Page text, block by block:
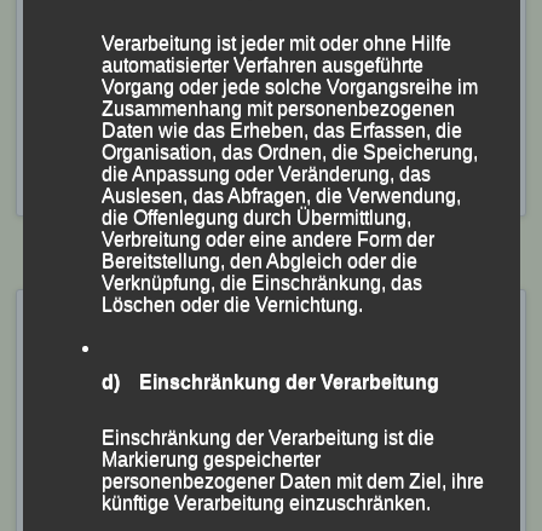
Staffelsieg für (v.li.) Dr. Andreas Feldschmid, Stefan
Biersack, Patrick Wimmer und Tobias Kapfer.
Veröffentlichtin Aktuelles ,Archiv 2024| Markiert mit
Altöttinger Dultlauf,Dr. Andreas Feldschmid,Patrick
,Stefan Biersack,Tobias Kapfer
Eine Woche Sport, Spaß und
viel Gemeinschaft am
Gardasee – Lazise, Ostern
2024
Veröffentlicht am5. April 2024vonlgpassau
Verarbeitung ist jeder mit oder ohne Hilfe
automatisierter Verfahren ausgeführte
Vorgang oder jede solche Vorgangsreihe im
Zusammenhang mit personenbezogenen
Daten wie das Erheben, das Erfassen, die
Organisation, das Ordnen, die Speicherung,
die Anpassung oder Veränderung, das
Auslesen, das Abfragen, die Verwendung,
die Offenlegung durch Übermittlung,
Verbreitung oder eine andere Form der
Bereitstellung, den Abgleich oder die
Verknüpfung, die Einschränkung, das
Löschen oder die Vernichtung.
d) Einschränkung der Verarbeitung
Einschränkung der Verarbeitung ist die
Markierung gespeicherter
personenbezogener Daten mit dem Ziel, ihre
künftige Verarbeitung einzuschränken.